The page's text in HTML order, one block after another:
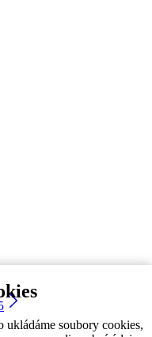
ukládáme soubory cookies,